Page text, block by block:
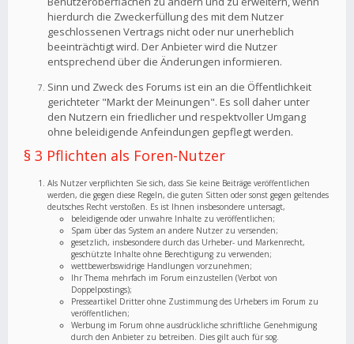
hierdurch die Zweckerfüllung des mit dem Nutzer
geschlossenen Vertrags nicht oder nur unerheblich
beeinträchtigt wird. Der Anbieter wird die Nutzer
entsprechend über die Änderungen informieren.
Sinn und Zweck des Forums ist ein an die Öffentlichkeit
gerichteter "Markt der Meinungen". Es soll daher unter
den Nutzern ein friedlicher und respektvoller Umgang
ohne beleidigende Anfeindungen gepflegt werden.
§ 3 Pflichten als Foren-Nutzer
Als Nutzer verpflichten Sie sich, dass Sie keine Beiträge veröffentlichen
werden, die gegen diese Regeln, die guten Sitten oder sonst gegen geltendes
deutsches Recht verstoßen. Es ist Ihnen insbesondere untersagt,
beleidigende oder unwahre Inhalte zu veröffentlichen;
Spam über das System an andere Nutzer zu versenden;
gesetzlich, insbesondere durch das Urheber- und Markenrecht,
geschützte Inhalte ohne Berechtigung zu verwenden;
wettbewerbswidrige Handlungen vorzunehmen;
Ihr Thema mehrfach im Forum einzustellen (Verbot von
Doppelpostings);
Presseartikel Dritter ohne Zustimmung des Urhebers im Forum zu
veröffentlichen;
Werbung im Forum ohne ausdrückliche schriftliche Genehmigung
durch den Anbieter zu betreiben. Dies gilt auch für sog.